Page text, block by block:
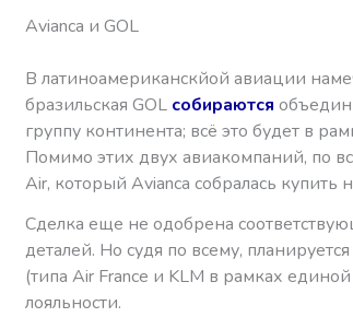
Avianca и GOL
В латиноамериканскйой авиации
бразильская GOL собираются
группу континента; всё это будет в
Помимо этих двух авиакомпаний, по
Air, который Avianca собралась купить
Сделка еще не одобрена
деталей. Но судя по всему,
(типа Air France и KLM в рамках
лояльности.